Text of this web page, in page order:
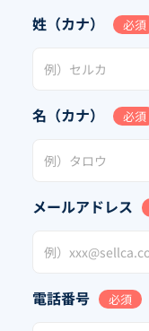
姓（カナ） 必須
名（カナ） 必須
メールアドレス
電話番号 必須